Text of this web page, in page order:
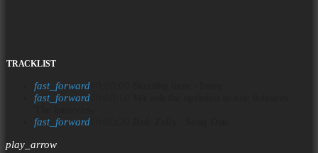
TRACKLIST
fast_forward
fast_forward
fast_forward
play_arrow